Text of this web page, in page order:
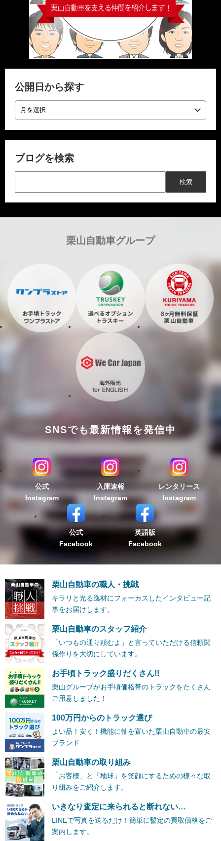
公開日から探す
ブログを検索
栗山自動車グループ
SNSでも最新情報を発信中
公式
Instagram
入庫速報
Instagram
レンタリース
Instagram
公式
Facebook
英語版
Facebook
栗山自動車の職人・挑戦
キラリと光る逸材にフォーカスしたインタビュー記
事をお届けします。
栗山自動車のスタッフ紹介
「いつもの通り頼むよ」と言っていただける信頼関
係作りを大切にしています。
お手頃トラック盛りだくさん!!
栗山グループがお手頃価格帯のトラックをたくさん
ご用意しました！
100万円からのトラック選び
よい品！安く！機能に軸を置いた栗山自動車の最安
ブランド
栗山自動車の取り組み
「お客様」と「地球」を笑顔にするための様々な取
り組みをご紹介します。
いきなり査定に来られると断れない…
LINEで写真を送るだけ！簡単に暫定の買取価格をご
案内します。